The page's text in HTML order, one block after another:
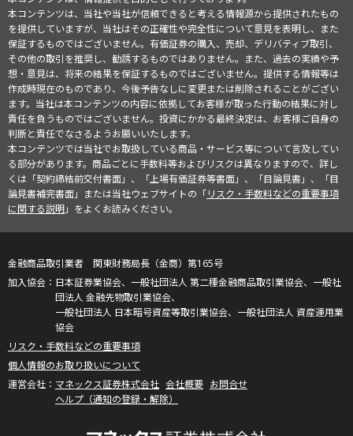
本コンテンツは、当社や当社が信頼できると考える情報源から提供されたもの
を提供していますが、当社はその正確性や完全性について意見を表明し、また
保証するものではございません。有価証券の購入、売却、デリバティブ取引、
その他の取引を推奨し、勧誘するものではありません。また、過去の実績や予
想・意見は、将来の結果を保証するものではございません。提供する情報等は
作成時現在のものであり、今後予告なしに変更または削除されることがござい
ます。当社は本コンテンツの内容に依拠してお客様が取った行動の結果に対し
責任を負うものではございません。投資にかかる最終決定は、お客様ご自身の
判断と責任でなさるようお願いいたします。
本コンテンツでは当社でお取扱している商品・サービス等について言及してい
る部分があります。商品ごとに手数料等およびリスクは異なりますので、詳し
くは「契約締結前交付書面」、「上場有価証券等書面」、「目論見書」、「目
論見書補完書面」または当社ウェブサイトの「リスク・手数料などの重要事項
に関する説明」をよくお読みください。
金融商品取引業者 関東財務局長（金商）第165号
日本証券業協会、一般社団法人 第二種金融商品取引業協会、一般社
団法人 金融先物取引業協会、
一般社団法人 日本暗号資産等取引業協会、一般社団法人 資産運用業
協会
リスク・手数料などの重要事項
個人情報のお取り扱いについて
マネックス証券株式会社 会社概要 お問合せ
ヘルプ（通知の登録・解除）